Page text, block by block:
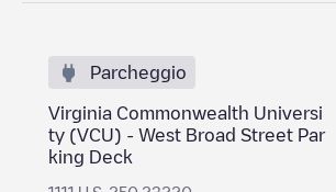
Parcheggio
Virginia Commonwealth Universi
ty (VCU) - West Broad Street Par
king Deck